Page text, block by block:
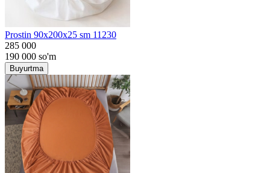
Prostin 90x200x25 sm 11230
285 000
190 000 so'm
Buyurtma